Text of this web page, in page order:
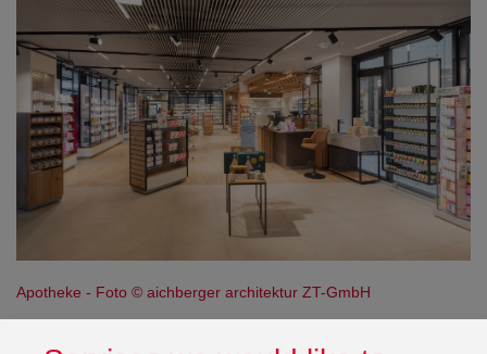
Apotheke - Foto © aichberger architektur ZT-GmbH